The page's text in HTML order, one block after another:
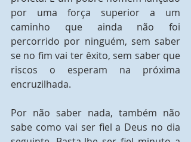
por uma força superior a um
caminho que ainda não foi
percorrido por ninguém, sem saber
se no fim vai ter êxito, sem saber que
riscos o esperam na próxima
encruzilhada.
Por não saber nada, também não
sabe como vai ser fiel a Deus no dia